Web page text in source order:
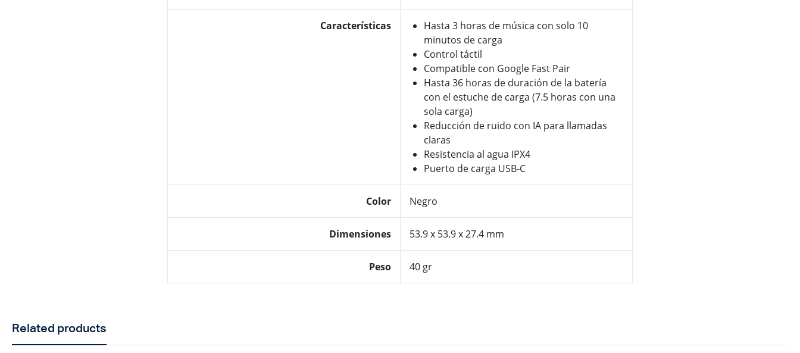
Características
Hasta 3 horas de música con solo 10
minutos de carga
Control táctil
Compatible con Google Fast Pair
Hasta 36 horas de duración de la batería
con el estuche de carga (7.5 horas con una
sola carga)
Reducción de ruido con IA para llamadas
claras
Resistencia al agua IPX4
Puerto de carga USB-C
Color Negro
Dimensiones 53.9 x 53.9 x 27.4 mm
Peso 40 gr
Related products